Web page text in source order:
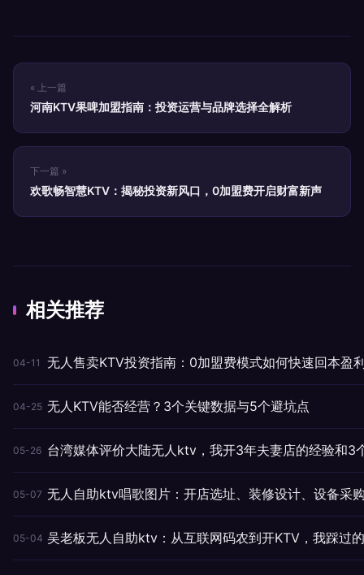
« 上一篇
河南KTV果啤加盟指南：投资运营与品牌选择全解析
下一篇 »
欢歌畅智慧KTV：揭秘投资新风口，0加盟费开启财富新声
相关推荐
04-11 无人售卖KTV投资指南：0加盟费模式如何快速回本盈
04-25 无人KTV能否经营？3个关键数据与5个避坑点
05-26 台湾媒体评价大陆无人ktv，我开3年夫妻店的经验和3
05-07 无人自助ktv唱歌图片：开店选址、装修设计、设备采
05-04 吴老板无人自助ktv：从互联网码农到开KTV，我踩过